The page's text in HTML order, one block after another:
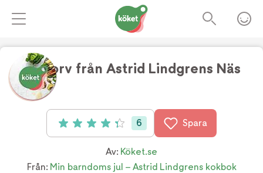
Julkorv från Astrid Lindgrens Näs
Betyg: 4.3 av 5 (6 röster)
6 Spara
Av: Köket.se
Från: Min barndoms jul – Astrid Lindgrens kokbok